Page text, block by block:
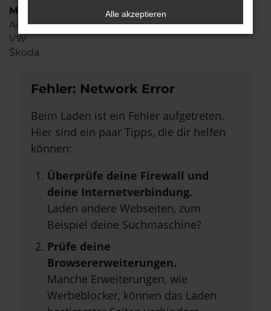
Marken
Audi
VW
Škoda
Fehler: Network Error
Beim Laden ist ein Fehler aufgetreten.
Hier sind ein paar Tipps, die dir helfen
können:
Überprüfe deine Firewall und
deine Internetverbindung.
Laden andere Webseiten, zum
Beispiel deine Suchmaschine?
Prüfe deine
Browsererweiterungen.
Manche Erweiterungen, wie
Werbeblocker, können das Laden
Alle akzeptieren